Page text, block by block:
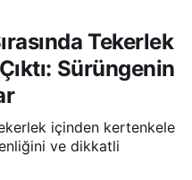
Tekerlek
Sürüngenin
içinden kertenkele
ve dikkatli